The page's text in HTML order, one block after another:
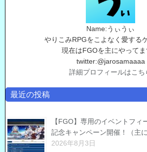
Name:うぃうぃ
やりこみRPGをこよなく愛する
現在はFGOを主にやってま
twitter:@jarosamaaaa
詳細プロフィールはこち
最近の投稿
【FGO】専用のイベントフ
記念キャンペーン開催！（主に
2026年8月3日